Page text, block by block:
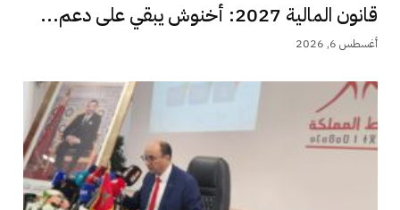
قانون المالية 2027: أخنوش يبقي على دعم...
أغسطس 6, 2026